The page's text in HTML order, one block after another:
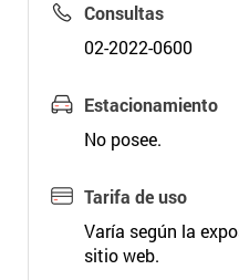
Consultas
02-2022-0600
Estacionamiento
No posee.
Tarifa de uso
Varía según la
sitio web.